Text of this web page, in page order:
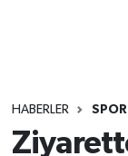
HABERLER SPOR
Gündem
Tüm